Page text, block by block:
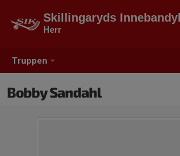
Truppen
Skillingaryds
Herr
Bobby Sandahl